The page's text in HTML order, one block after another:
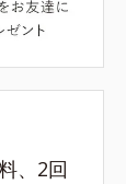
、2回